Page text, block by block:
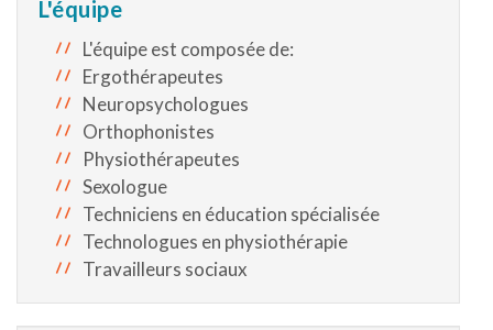
L'équipe
L'équipe est composée de:
Ergothérapeutes
Neuropsychologues
Orthophonistes
Physiothérapeutes
Sexologue
Techniciens en éducation spécialisée
Technologues en physiothérapie
Travailleurs sociaux